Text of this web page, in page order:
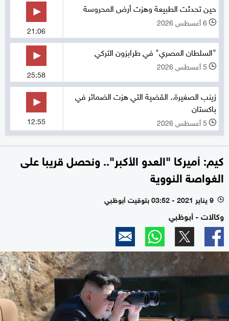
حين تحدثت الطبيعة وهزت أرض المحروسة
l 6 أغسطس 2026
21:06
"السلطان المصري" في طرابزون التركي
l 5 أغسطس 2026
25:58
زينب الصغيرة.. القضية التي هزت الضمائر في
باكستان
l 5 أغسطس 2026 12:55
كيم: أميركا "العدو الأكبر".. ونحصل قريبا على
الغواصة النووية
l 9 يناير 2021 - 03:52 بتوقيت أبوظبي
وكالات - أبوظبي